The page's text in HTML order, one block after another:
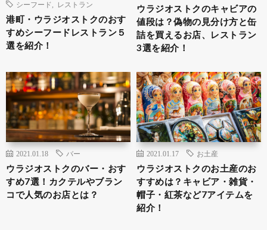
シーフード
レストラン
港町・ウラジオストクのおす
すめシーフードレストラン５
選を紹介！
ウラジオストクのキャビアの
値段は？偽物の見分け方と缶
詰を買えるお店、レストラン
3選を紹介！
2021.01.18 バー
ウラジオストクのバー・おす
すめ7選！カクテルやブラン
コで人気のお店とは？
2021.01.17 お土産
ウラジオストクのお土産のお
すすめは？キャビア・雑貨・
帽子・紅茶など7アイテムを
紹介！